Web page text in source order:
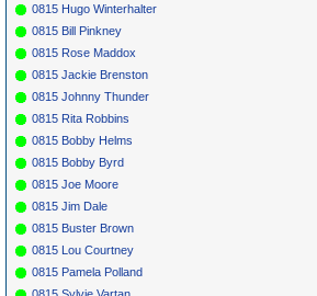
0815 Hugo Winterhalter
0815 Bill Pinkney
0815 Rose Maddox
0815 Jackie Brenston
0815 Johnny Thunder
0815 Rita Robbins
0815 Bobby Helms
0815 Bobby Byrd
0815 Joe Moore
0815 Jim Dale
0815 Buster Brown
0815 Lou Courtney
0815 Pamela Polland